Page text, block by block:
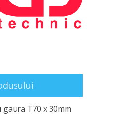
gaura T70 x 30mm